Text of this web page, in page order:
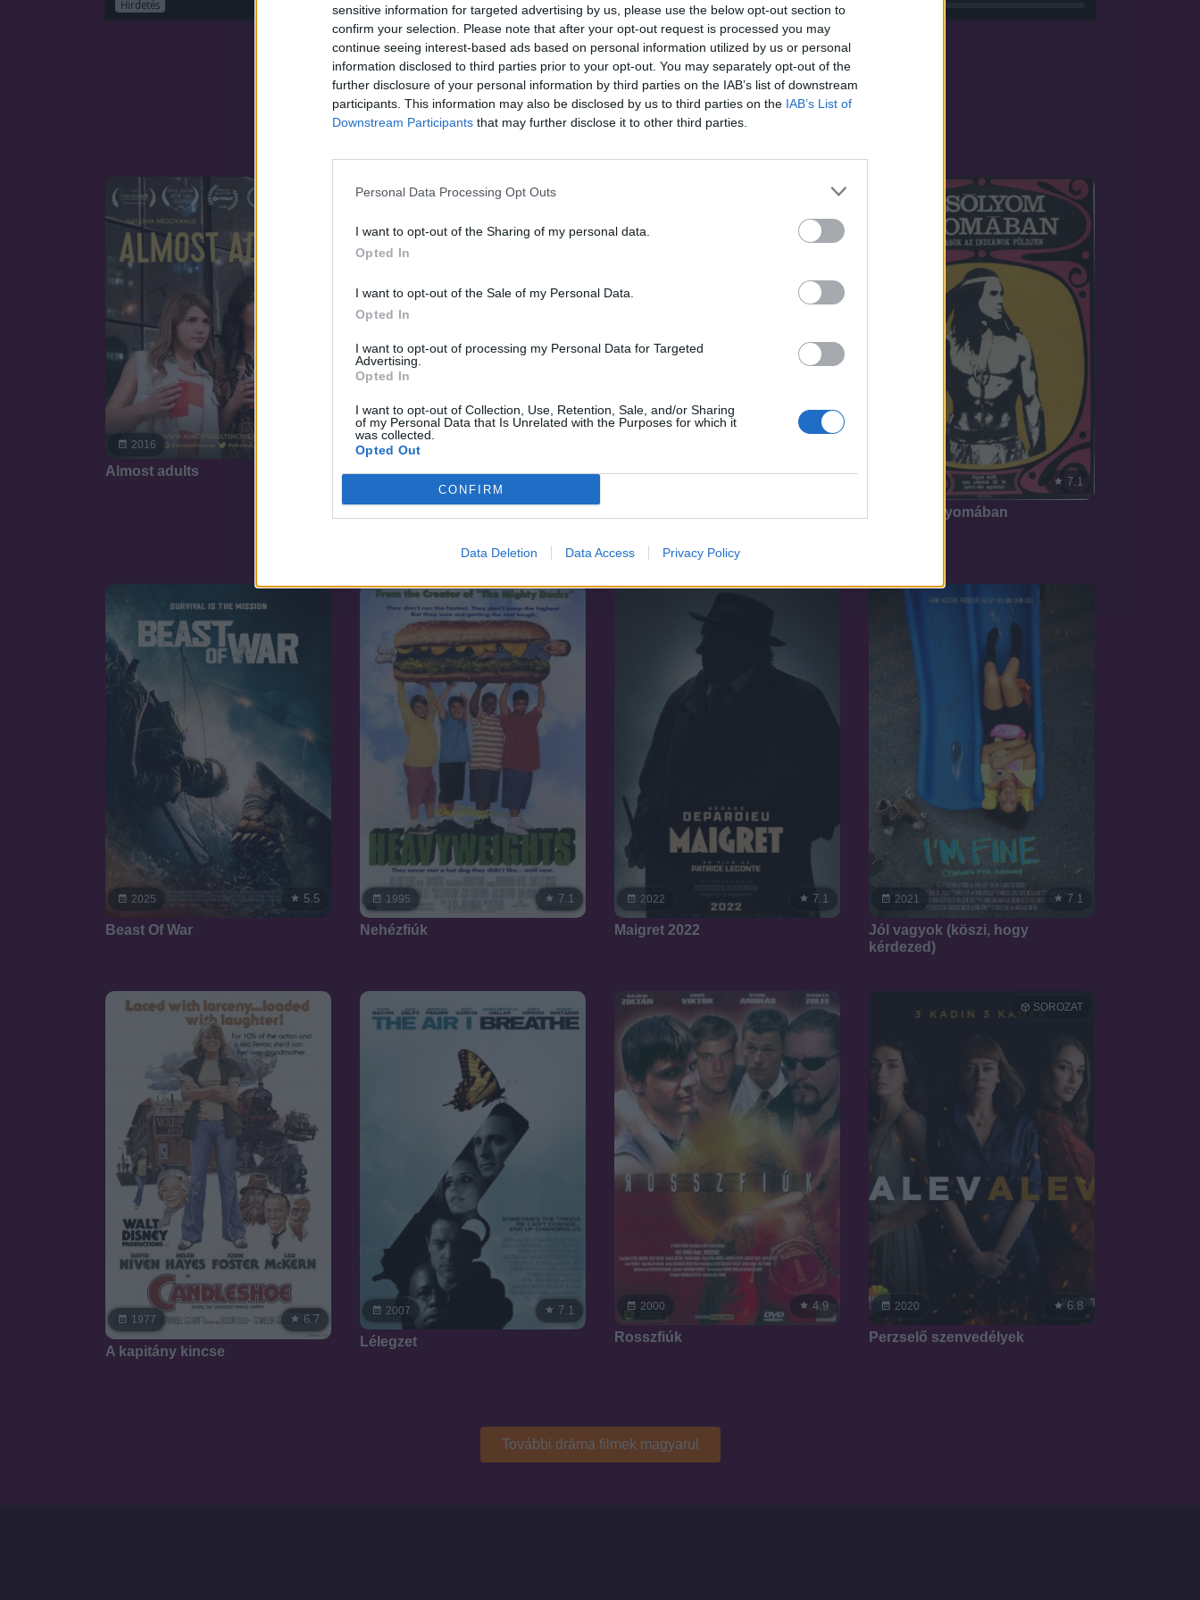
sensitive information for targeted advertising by us, please use the below opt-out section to
confirm your selection. Please note that after your opt-out request is processed you may
continue seeing interest-based ads based on personal information utilized by us or personal
information disclosed to third parties prior to your opt-out. You may separately opt-out of the
further disclosure of your personal information by third parties on the IAB’s list of downstream
participants. This information may also be disclosed by us to third parties on the IAB’s List of
Downstream Participants that may further disclose it to other third parties.
Personal Data Processing Opt Outs
I want to opt-out of the Sharing of my personal data.
Opted In
I want to opt-out of the Sale of my Personal Data.
Opted In
I want to opt-out of processing my Personal Data for Targeted
Advertising.
Opted In
I want to opt-out of Collection, Use, Retention, Sale, and/or Sharing
of my Personal Data that Is Unrelated with the Purposes for which it
was collected.
Opted Out
CONFIRM
Data Deletion Data Access Privacy Policy
Hirdetés
Hasonló teljes filmek magyarul
2016
Almost adults
Perzsa család lenni New York A Pentagon titkai
7.1
A sólyom nyomában
2025 5.5
Beast Of War
1995 7.1
Nehézfiúk
2022 7.1
Maigret 2022
2021 7.1
Jól vagyok (köszi, hogy
kérdezed)
1977 6.7
A kapitány kincse
2007 7.1
Lélegzet
2000 4.9
Rosszfiúk
2020
SOROZAT
6.8
Perzselő szenvedélyek
További dráma filmek magyarul